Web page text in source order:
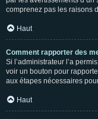
comprenez pas les raisons
Haut
Comment rapporter des
Si l’administrateur l’a
voir un bouton pour
aux étapes nécessaires
Haut